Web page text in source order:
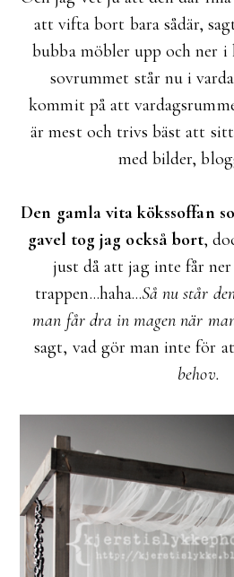
att vifta bort bara sådär,
bubba möbler upp och ner
sovrummet står nu i
kommit på att
är mest och trivs bäst att
med bilder,
Den gamla vita kökssoffan
gavel tog jag också bort,
just då att jag inte får
trappen...haha...Så nu står
man får dra in magen när
sagt, vad gör man inte för
behov.